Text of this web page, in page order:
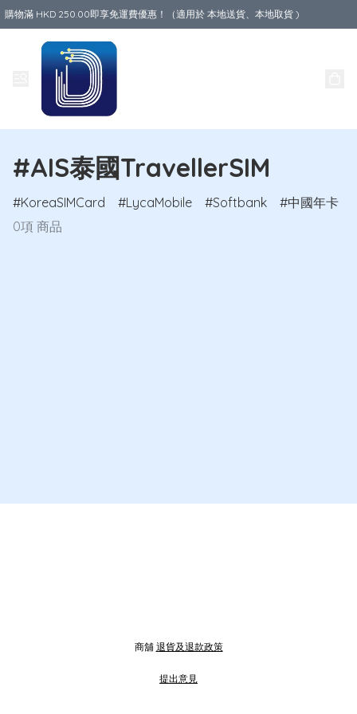
購物滿 HKD 250.00即享免運費優惠！（適用於 本地送貨、本地取貨 )
#AIS泰國TravellerSIM
KoreaSIMCard LycaMobile Softbank
中國年卡
0項 商品
商舖 退貨及退款政策
提出意見